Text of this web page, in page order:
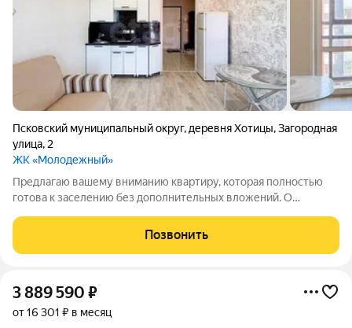
Псковский муниципальный округ, деревня Хотицы,Загородная
улица, 2
ЖК «Молодежный»
Предлагаю вашему вниманию квартиру, которая полностью
готова к заселению без дополнительных вложений. О
Позвонить
3 889 590 ₽
от 16 301 ₽ в месяц